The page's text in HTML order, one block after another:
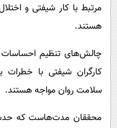
مرتبط با کار شیفتی و
هستند.
چالش‌های تنظیم
کارگران شیفتی با
سلامت روان مواجه هستند.
محققان مدت‌هاست که